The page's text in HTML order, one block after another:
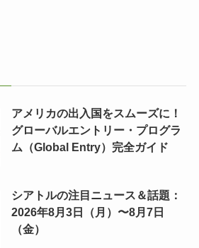
アメリカの出入国をスムーズに！
グローバルエントリー・プログラ
ム（Global Entry）完全ガイド
シアトルの注目ニュース＆話題：
2026年8月3日（月）〜8月7日
（金）